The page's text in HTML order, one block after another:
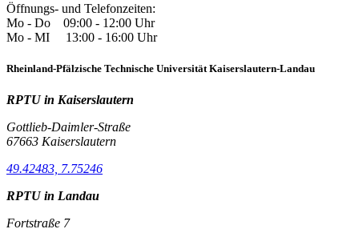
Öffnungs- und Telefonzeiten:
Mo - Do 09:00 - 12:00 Uhr
Mo - MI 13:00 - 16:00 Uhr
Rheinland-Pfälzische Technische Universität Kaiserslautern-Landau
RPTU in Kaiserslautern
Gottlieb-Daimler-Straße
67663 Kaiserslautern
49.42483, 7.75246
RPTU in Landau
Fortstraße 7